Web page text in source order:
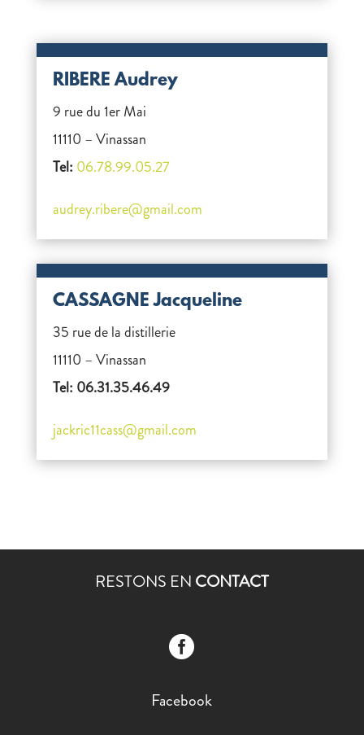
RIBERE Audrey
9 rue du 1er Mai
11110 – Vinassan
Tel: 06.78.99.05.27
audrey.ribere@gmail.com
CASSAGNE Jacqueline
35 rue de la distillerie
11110 – Vinassan
Tel: 06.31.35.46.49
jackric11cass@gmail.com
RESTONS EN CONTACT

Facebook